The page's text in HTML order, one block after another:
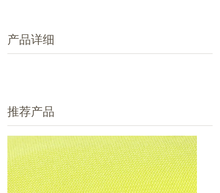
产品详细
推荐产品